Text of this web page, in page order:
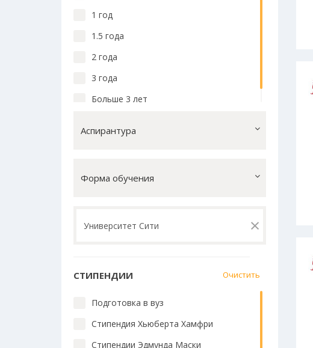
1 год
1.5 года
2 года
3 года
Больше 3 лет
Аспирантура
Форма обучения
×
СТИПЕНДИИ Очистить
Подготовка в вуз
Стипендия Хьюберта Хамфри
Стипендии Эдмунда Маски